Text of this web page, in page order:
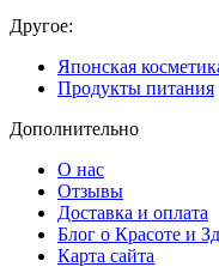
Другое:
Японская
Продукты питания
Дополнительно
О нас
Отзывы
Доставка и оплата
Блог о Красоте и
Карта сайта